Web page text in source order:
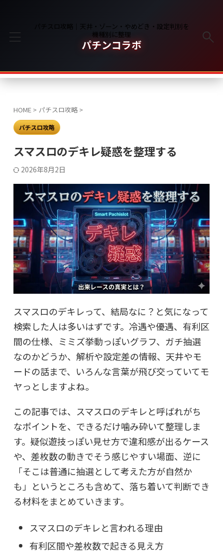
パチスロ攻略｜天井・ゾーン・やめどき・設定判別を
機種別に整理
パチンコラボ
HOME > パチスロ攻略 >
パチスロ攻略
スマスロのデキレ疑惑を整理する
2026年8月2日
スマスロのデキレって、結局なに？と気になって
検索した人は多いはずです。冷遇や優遇、有利区
間の仕様、ミミズ挙動っぽいグラフ、ガチ抽選
なのかどうか、解析や設定差の情報、天井やモ
ードの話まで、いろんな言葉が飛び交っていてモ
ヤっとしますよね。
この記事では、スマスロのデキレと呼ばれがち
なポイントを、できるだけ噛み砕いて整理しま
す。疑似遊技っぽい見せ方で違和感が出るケース
や、差枚数の動きでそう感じやすい場面、逆に
「そこは普通に抽選として考えた方が自然か
も」というところも含めて、落ち着いて判断でき
る材料をまとめていきます。
スマスロのデキレと言われる理由
有利区間や差枚数で起きる見え方